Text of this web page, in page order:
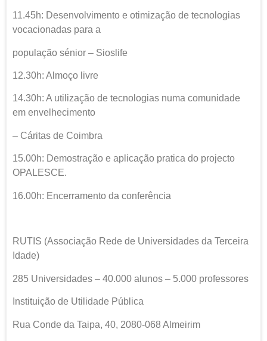
11.45h: Desenvolvimento e otimização de tecnologias
vocacionadas para a
população sénior – Sioslife
12.30h: Almoço livre
14.30h: A utilização de tecnologias numa comunidade
em envelhecimento
– Cáritas de Coimbra
15.00h: Demostração e aplicação pratica do projecto
OPALESCE.
16.00h: Encerramento da conferência
RUTIS (Associação Rede de Universidades da Terceira
Idade)
285 Universidades – 40.000 alunos – 5.000 professores
Instituição de Utilidade Pública
Rua Conde da Taipa, 40, 2080-068 Almeirim